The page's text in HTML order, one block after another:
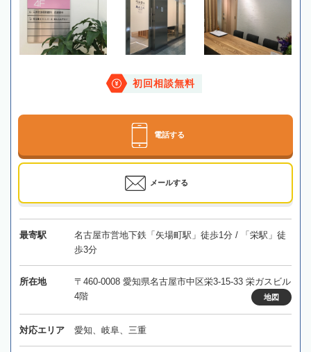
初回相談無料
電話する
メールする
最寄駅
名古屋市営地下鉄「矢場町駅」徒歩1分 / 「栄駅」徒
歩3分
所在地
〒460-0008 愛知県名古屋市中区栄3-15-33 栄ガスビル
4階
地図
対応エリア 愛知、岐阜、三重